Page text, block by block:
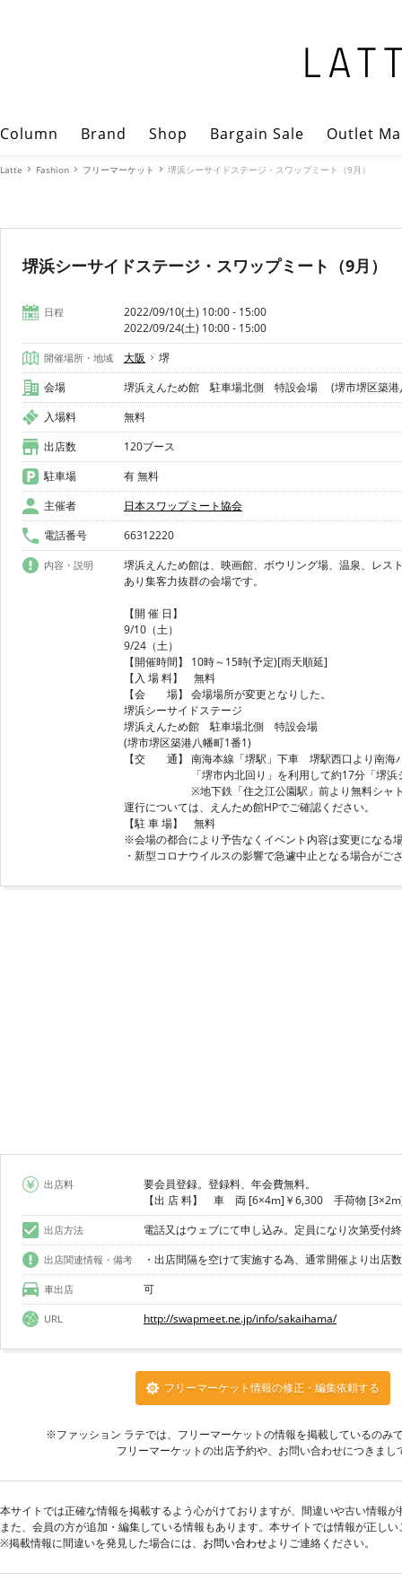
Column Brand Shop Bargain Sale Outlet
Latte Fashion フリーマーケット 堺浜シーサイドステージ・スワップミート（9月）
堺浜シーサイドステージ・スワップミート（9月）
日程
2022/09/10(土) 10:00 - 15:00
2022/09/24(土) 10:00 - 15:00
開催場所・地域 大阪
堺
会場
堺浜えんため館 駐車場北側 特設会場 (堺市堺区築港
入場料
無料
出店数
120ブース
駐車場
有 無料
主催者
日本スワップミート協会
電話番号
66312220
内容・説明
堺浜えんため館は、映画館、ボウリング場、温泉、レス
あり集客力抜群の会場です。
【開 催 日】
9/10（土）
9/24（土）
【開催時間】 10時～15時(予定)[雨天順延]
【入 場 料】 無料
【会 場】 会場場所が変更となりした。
堺浜シーサイドステージ
堺浜えんため館 駐車場北側 特設会場
(堺市堺区築港八幡町1番1)
【交 通】 南海本線「堺駅」下車 堺駅西口より南海
「堺市内北回り」を利用して約17分「堺浜シ
※地下鉄「住之江公園駅」前より無料シャト
運行については、えんため館HPでご確認ください。
【駐 車 場】 無料
※会場の都合により予告なくイベント内容は変更にな
出店料
要会員登録。登録料、年会費無料。
【出 店 料】 車 両 [6×4m]￥6,300 手荷物
出店方法 電話又はウェブにて申し込み。定員になり次第受付
出店関連情報・備考 ・出店間隔を空けて実施する為、通常開催より出店
車出店 可
URL http://swapmeet.ne.jp/info/sakaihama/
フリーマーケット情報の修正・編集依頼する
※ファッション ラテでは、フリーマーケットの情報を掲載しているのみ
フリーマーケットの出店予約や、お問い合わせにつきま
本サイトでは正確な情報を掲載するよう心がけておりますが、間違いや古い情報
また、会員の方が追加・編集している情報もあります。本サイトでは情報が正し
※掲載情報に間違いを発見した場合には、 お問い合わせよりご連絡ください。